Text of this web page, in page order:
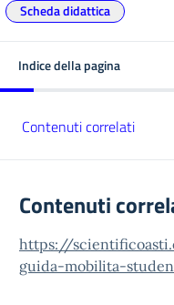
Scheda didattica
Indice della pagina
Contenuti correlati
Contenuti
https://
guida-mobilita-